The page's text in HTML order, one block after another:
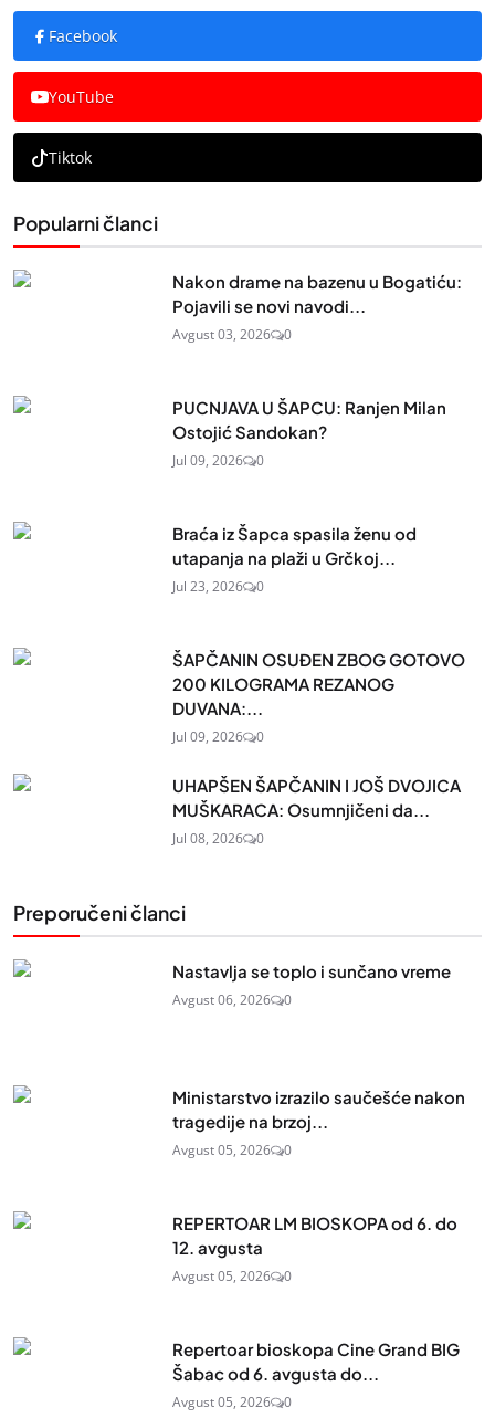
Facebook
YouTube
Tiktok
Popularni članci
Nakon drame na bazenu u Bogatiću:
Pojavili se novi navodi...
Avgust 03, 2026 0
PUCNJAVA U ŠAPCU: Ranjen Milan
Ostojić Sandokan?
Jul 09, 2026 0
Braća iz Šapca spasila ženu od
utapanja na plaži u Grčkoj...
Jul 23, 2026 0
ŠAPČANIN OSUĐEN ZBOG GOTOVO
200 KILOGRAMA REZANOG
DUVANA:...
Jul 09, 2026 0
UHAPŠEN ŠAPČANIN I JOŠ DVOJICA
MUŠKARACA: Osumnjičeni da...
Jul 08, 2026 0
Preporučeni članci
Nastavlja se toplo i sunčano vreme
Avgust 06, 2026 0
Ministarstvo izrazilo saučešće nakon
tragedije na brzoj...
Avgust 05, 2026 0
REPERTOAR LM BIOSKOPA od 6. do
12. avgusta
Avgust 05, 2026 0
Repertoar bioskopa Cine Grand BIG
Šabac od 6. avgusta do...
Avgust 05, 2026 0